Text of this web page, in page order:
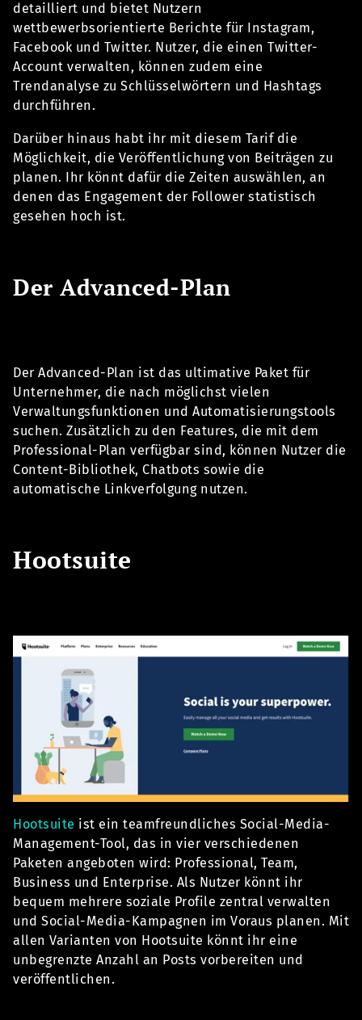
detailliert und bietet Nutzern
wettbewerbsorientierte Berichte für Instagram,
Facebook und Twitter. Nutzer, die einen Twitter-
Account verwalten, können zudem eine
Trendanalyse zu Schlüsselwörtern und Hashtags
durchführen.
Darüber hinaus habt ihr mit diesem Tarif die
Möglichkeit, die Veröffentlichung von Beiträgen zu
planen. Ihr könnt dafür die Zeiten auswählen, an
denen das Engagement der Follower statistisch
gesehen hoch ist.
Der Advanced-Plan
Der Advanced-Plan ist das ultimative Paket für
Unternehmer, die nach möglichst vielen
Verwaltungsfunktionen und Automatisierungstools
suchen. Zusätzlich zu den Features, die mit dem
Professional-Plan verfügbar sind, können Nutzer die
Content-Bibliothek, Chatbots sowie die
automatische Linkverfolgung nutzen.
Hootsuite
Hootsuite ist ein teamfreundliches Social-Media-
Management-Tool, das in vier verschiedenen
Paketen angeboten wird: Professional, Team,
Business und Enterprise. Als Nutzer könnt ihr
bequem mehrere soziale Profile zentral verwalten
und Social-Media-Kampagnen im Voraus planen. Mit
allen Varianten von Hootsuite könnt ihr eine
unbegrenzte Anzahl an Posts vorbereiten und
veröffentlichen.